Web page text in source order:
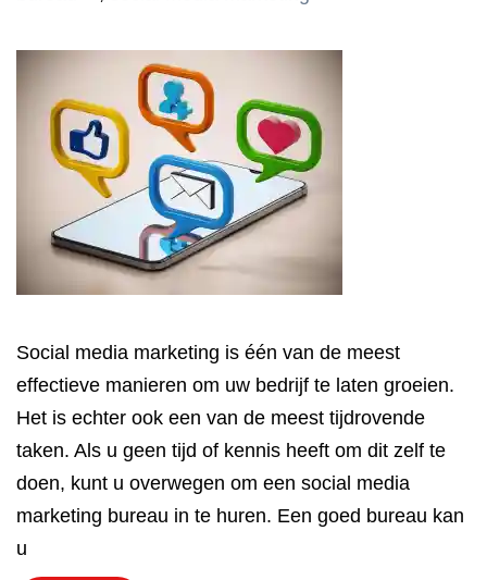
Social media marketing is één van de meest
effectieve manieren om uw bedrijf te laten groeien.
Het is echter ook een van de meest tijdrovende
taken. Als u geen tijd of kennis heeft om dit zelf te
doen, kunt u overwegen om een ​​social media
marketing bureau in te huren. Een goed bureau kan
u